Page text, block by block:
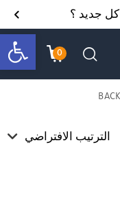
جديد ؟
0
עגלתחיפוש
الترتيب الافتراضي